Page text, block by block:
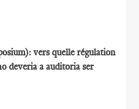
vers quelle régulation
deveria a auditoria ser